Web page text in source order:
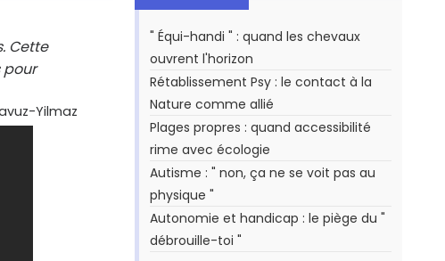
Cette
pour
Yilmaz
" Équi-handi " : quand les chevaux
ouvrent l'horizon
Rétablissement Psy : le contact à la
Nature comme allié
Plages propres : quand accessibilité
rime avec écologie
Autisme : " non, ça ne se voit pas au
physique "
Autonomie et handicap : le piège du "
débrouille-toi "